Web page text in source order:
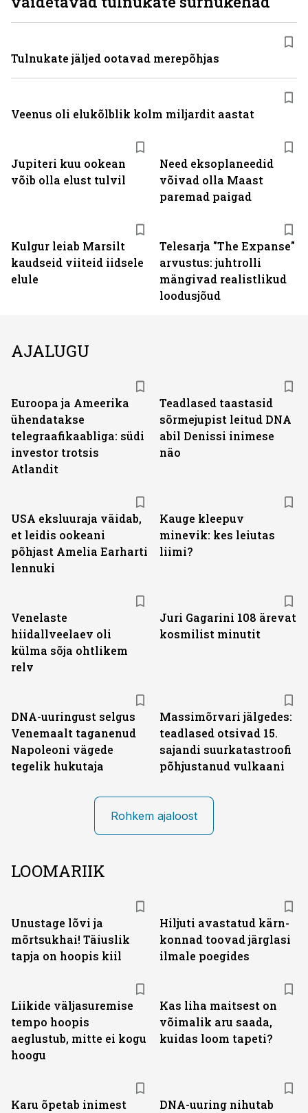
Jupiteri kuu ookean
võib olla elust tulvil
Need eksoplaneedid
võivad olla Maast
paremad paigad
Kulgur leiab Marsilt
kaudseid viiteid iidsele
elule
Telesarja "The Expanse"
arvustus: juhtrolli
mängivad realistlikud
loodusjõud
Tulnukate jäljed ootavad merepõhjas
Veenus oli elukõlblik kolm miljardit aastat
AJALUGU
Euroopa ja Ameerika
ühendatakse
telegraafikaabliga: südi
investor trotsis
Atlandit
Teadlased taastasid
sõrmejupist leitud DNA
abil Denissi inimese
näo
USA eksluuraja väidab,
et leidis ookeani
põhjast Amelia Earharti
lennuki
Kauge kleepuv
minevik: kes leiutas
liimi?
Venelaste
hiidallveelaev oli
külma sõja ohtlikem
relv
Juri Gagarini 108 ärevat
kosmilist minutit
DNA-uuringust selgus
Venemaalt taganenud
Napoleoni vägede
tegelik hukutaja
Massimõrvari jälgedes:
teadlased otsivad 15.
sajandi suurkatastroofi
põhjustanud vulkaani
Rohkem ajaloost
LOOMARIIK
Unustage lõvi ja
mõrtsukhai! Täiuslik
tapja on hoopis kiil
Hiljuti avastatud kärn­
konnad toovad järglasi
ilmale poegides
Liikide väljasuremise
tempo hoopis
aeglustub, mitte ei kogu
hoogu
Kas liha maitsest on
võimalik aru saada,
kuidas loom tapeti?
Karu õpetab inimest
DNA-uuring nihutab